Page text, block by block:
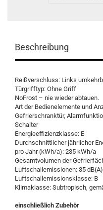
Beschreibung
Reißverschluss: Links
Türgrifftyp: Ohne Griff
NoFrost – nie wieder abtauen.
Art der Bedienelemente und
Gefrierschranktür,
Schalter
Energieeffizienzklasse: E
Durchschnittlicher jährlicher
pro Jahr (kWh/a): 235 kWh/a
Gesamtvolumen der
Luftschallemissionen: 35
Luftschallemissionsklasse: B
Klimaklasse: Subtropisch,
einschließlich Zubehör